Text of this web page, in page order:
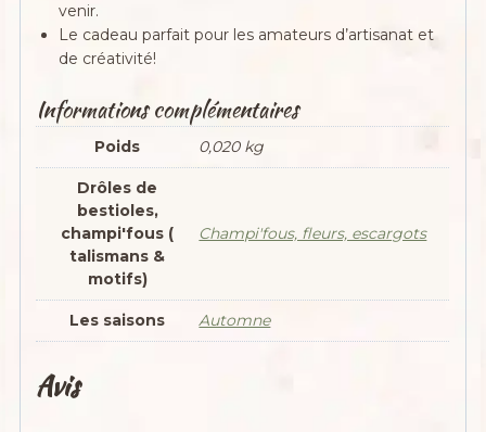
venir.
Le cadeau parfait pour les amateurs d’artisanat et
de créativité!
Informations complémentaires
Poids 0,020 kg
Drôles de
bestioles,
champi'fous (
talismans &
motifs)
Champi'fous, fleurs, escargots
Les saisons Automne
Avis